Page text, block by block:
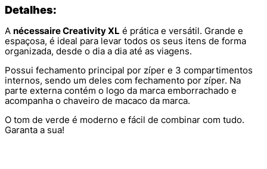
Detalhes:
A nécessaire Creativity XL é prática e versátil. Grande e
espaçosa, é ideal para levar todos os seus itens de forma
organizada, desde o dia a dia até as viagens.
Possui fechamento principal por zíper e 3 compartimentos
internos, sendo um deles com fechamento por zíper. Na
parte externa contém o logo da marca emborrachado e
acompanha o chaveiro de macaco da marca.
O tom de verde é moderno e fácil de combinar com tudo.
Garanta a sua!